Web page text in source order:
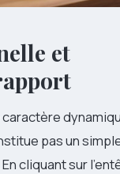
et
pas un
En cliquant sur